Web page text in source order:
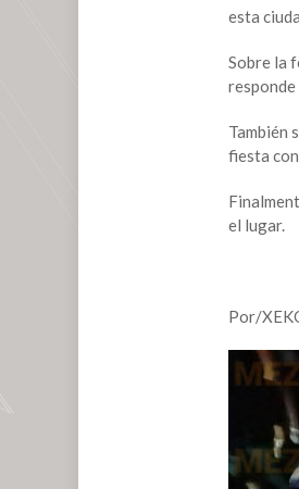
esta
Sobre la
responde
También
fiesta
el lugar.
Por/